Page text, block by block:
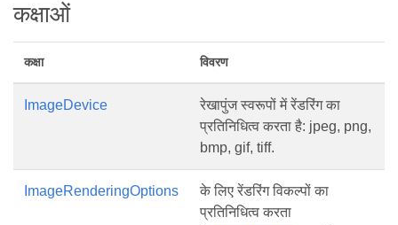
कक्षाओं
कक्षा विवरण
ImageDevice
रेखापुंज स्वरूपों में रेंडरिंग का
प्रतिनिधित्व करता है: jpeg, png,
bmp, gif, tiff.
ImageRenderingOptions
के लिए रेंडरिंग विकल्पों का
प्रतिनिधित्व करता